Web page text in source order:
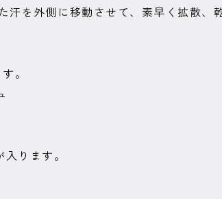
を外側に移動させて、素早く拡散、
。
ります。